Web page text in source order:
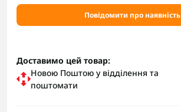
Повідомити про наявність
Доставимо цей товар:
Новою Поштою у відділення та
поштомати